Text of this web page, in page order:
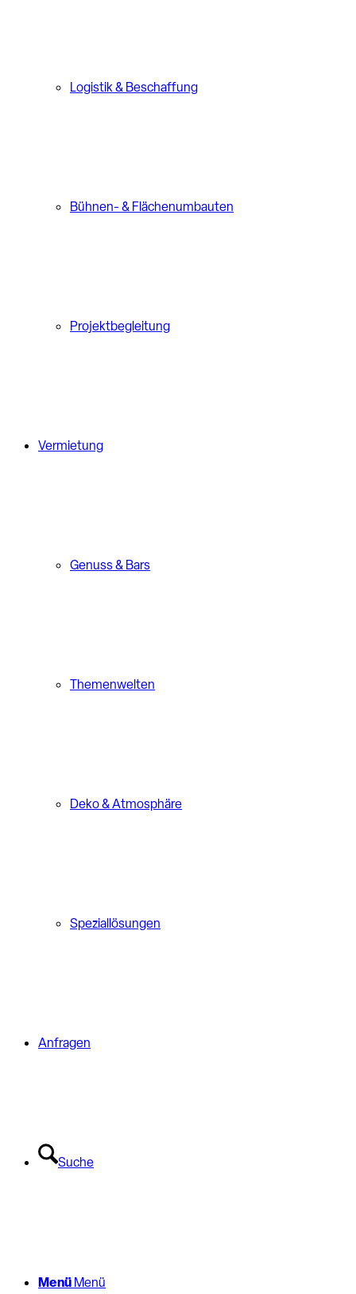
Logistik & Beschaffung
Bühnen- & Flächenumbauten
Projektbegleitung
Vermietung
Genuss & Bars
Themenwelten
Deko & Atmosphäre
Speziallösungen
Anfragen
Suche
MenüMenü